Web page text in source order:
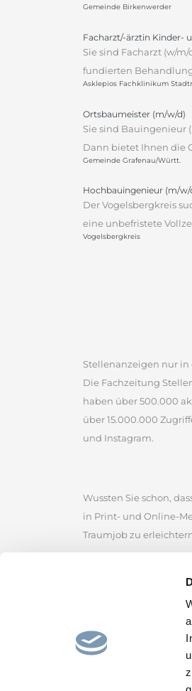
Gemeinde Birkenwerder
Facharzt/-ärztin Kinder-
Sie sind Facharzt (w/
fundierten
Asklepios Fachklinikum
Ortsbaumeister (m/w/d)
Sie sind Bauingenieur
Dann bietet Ihnen die
Gemeinde Grafenau/Württ.
Hochbauingenieur (m/w/
Der Vogelsbergkreis
eine unbefristete
Vogelsbergkreis
Stellenanzeigen nur in
Die Fachzeitung
haben über 500.000
über 15.000.000
und Instagram.
Wussten Sie schon,
in Print- und Online-
Traumjob zu
Stellenmarkt-direkt
der Sie zahlreiche
Stellenmarkt, um
Stellenportal und
und hoffen, den